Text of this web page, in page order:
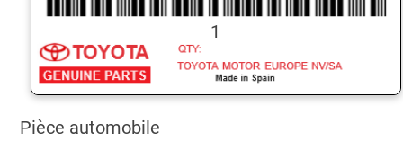
Pièce automobile
1